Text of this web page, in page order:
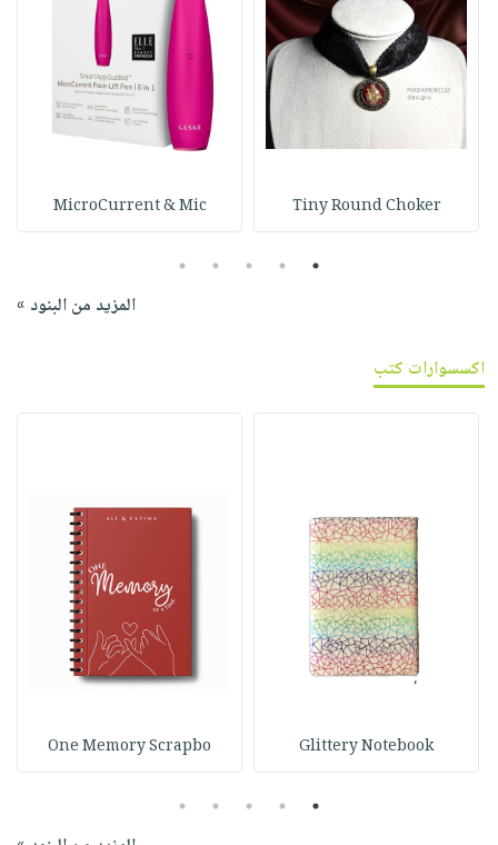
Tiny Round Choker
MicroCurrent & Mic
1
2
3
4
5
المزيد من البنود »
اكسسوارات كتب
Glittery Notebook
One Memory Scrapbo
1
2
3
4
5